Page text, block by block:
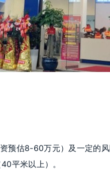
预估8-60万元）及一定的风
平米以上）。